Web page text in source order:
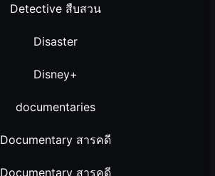
Detective สืบสวน
Disaster
Disney+
documentaries
Documentary สารคดี
Documentary สารคดี